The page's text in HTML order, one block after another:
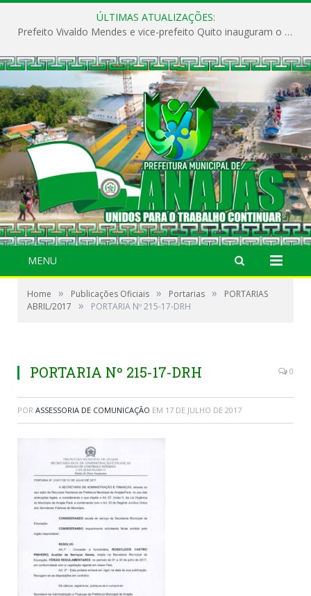
ÚLTIMAS ATUALIZAÇÕES:
Prefeito Vivaldo Mendes e vice-prefeito Quito inauguram o CAPS e fortalecem a saúde pública em Anajás.
MENU
Home » Publicações Oficiais » Portarias »
PORTARIAS
ABRIL/2017
» PORTARIA Nº 215-17-DRH
PORTARIA Nº 215-17-DRH 0
POR ASSESSORIA DE COMUNICAÇÃO EM 17 DE JULHO DE 2017